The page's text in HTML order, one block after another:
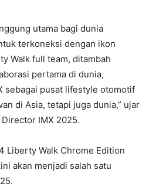
utama bagi dunia
terkoneksi dengan ikon
Walk full team, ditambah
pertama di dunia,
sebagai pusat lifestyle otomotif
di Asia, tetapi juga dunia,” ujar
IMX 2025.
Liberty Walk Chrome Edition
akan menjadi salah satu